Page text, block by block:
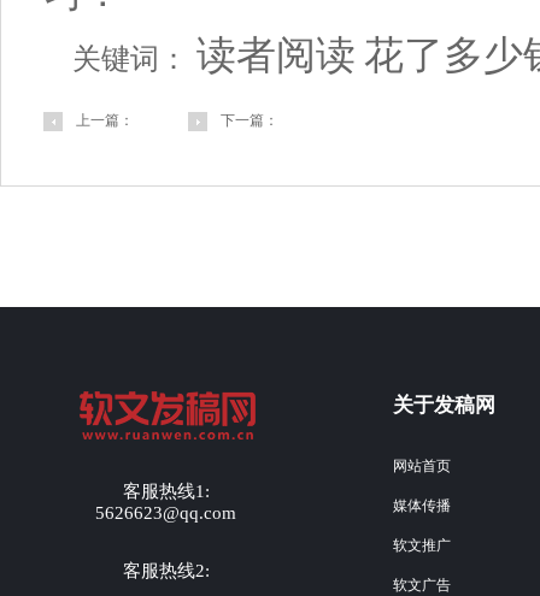
关键词： 读者阅读 花了多少
上一篇： 下一篇：
客服热线1:
5626623@qq.com
客服热线2:
关于发稿网
网站首页
媒体传播
软文推广
软文广告